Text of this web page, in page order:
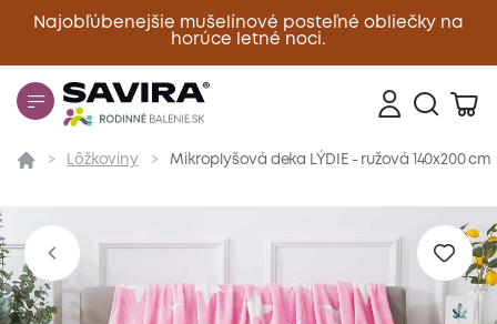
Najobľúbenejšie mušelínové posteľné obliečky na
horúce letné noci.
Zavrieť
Prehľad Parametre Popis produktu
Lôžkoviny Mikroplyšová deka LÝDIE - ružová 140x200 cm